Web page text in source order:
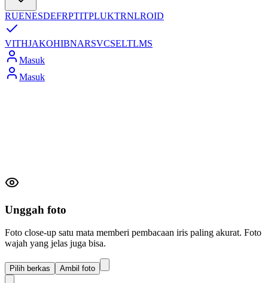
RUENESDEFRPTITPLUKTRNLROID
VITHJAKOHIBNARSVCSELTLMS
Masuk
Masuk
Unggah foto
Foto close-up satu mata memberi pembacaan iris paling akurat. Foto
wajah yang jelas juga bisa.
Pilih berkas Ambil foto